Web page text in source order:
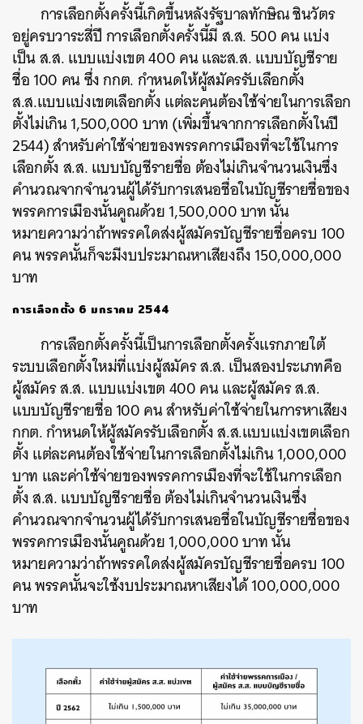
การเลือกตั้งครั้งนี้เกิดขึ้นหลังรัฐบาลทักษิณ ชินวัตร
อยู่ครบวาระสี่ปี การเลือกตั้งครั้งนี้มี ส.ส. 500 คน แบ่ง
เป็น ส.ส. แบบแบ่งเขต 400 คน และส.ส. แบบบัญชีราย
ชื่อ 100 คน ซึ่ง กกต. กำหนดให้ผู้สมัครรับเลือกตั้ง
ส.ส.แบบแบ่งเขตเลือกตั้ง แต่ละคนต้องใช้จ่ายในการเลือก
ตั้งไม่เกิน 1,500,000 บาท (เพิ่มขึ้นจากการเลือกตั้งในปี
2544) สำหรับค่าใช้จ่ายของพรรคการเมืองที่จะใช้ในการ
เลือกตั้ง ส.ส. แบบบัญชีรายชื่อ ต้องไม่เกินจำนวนเงินซึ่ง
คำนวณจากจำนวนผู้ได้รับการเสนอชื่อในบัญชีรายชื่อของ
พรรคการเมืองนั้นคูณด้วย 1,500,000 บาท นั้น
หมายความว่าถ้าพรรคใดส่งผู้สมัครบัญชีรายชื่อครบ 100
คน พรรคนั้นก็จะมีงบประมาณหาเสียงถึง 150,000,000
บาท
การเลือกตั้ง 6 มกราคม 2544
การเลือกตั้งครั้งนี้เป็นการเลือกตั้งครั้งแรกภายใต้
ระบบเลือกตั้งใหม่ที่แบ่งผู้สมัคร ส.ส. เป็นสองประเภทคือ
ผู้สมัคร ส.ส. แบบแบ่งเขต 400 คน และผู้สมัคร ส.ส.
แบบบัญชีรายชื่อ 100 คน สำหรับค่าใช้จ่ายในการหาเสียง
กกต. กำหนดให้ผู้สมัครรับเลือกตั้ง ส.ส.แบบแบ่งเขตเลือก
ตั้ง แต่ละคนต้องใช้จ่ายในการเลือกตั้งไม่เกิน 1,000,000
บาท และค่าใช้จ่ายของพรรคการเมืองที่จะใช้ในการเลือก
ตั้ง ส.ส. แบบบัญชีรายชื่อ ต้องไม่เกินจำนวนเงินซึ่ง
คำนวณจากจำนวนผู้ได้รับการเสนอชื่อในบัญชีรายชื่อของ
พรรคการเมืองนั้นคูณด้วย 1,000,000 บาท นั้น
หมายความว่าถ้าพรรคใดส่งผู้สมัครบัญชีรายชื่อครบ 100
คน พรรคนั้นจะใช้งบประมาณหาเสียงได้ 100,000,000
บาท